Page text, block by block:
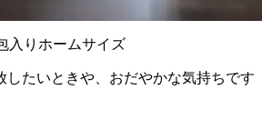
入りホームサイズ
したいときや、おだやかな気持ちです